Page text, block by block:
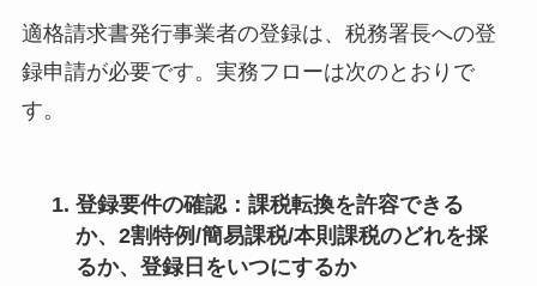
適格請求書発行事業者の登録は、税務署長への登
録申請が必要です。実務フローは次のとおりで
す。
登録要件の確認：課税転換を許容できる
か、2割特例/簡易課税/本則課税のどれを採
るか、登録日をいつにするか